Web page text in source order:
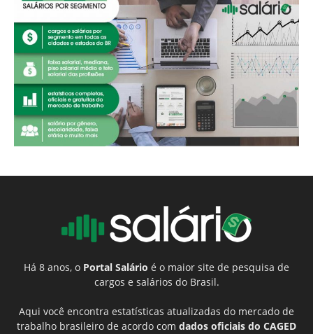
Há 8 anos, o Portal Salário é o maior site de pesquisa de
cargos e salários do Brasil.
Aqui você encontra estatísticas atualizadas do mercado de
trabalho brasileiro de acordo com dados oficiais do CAGED